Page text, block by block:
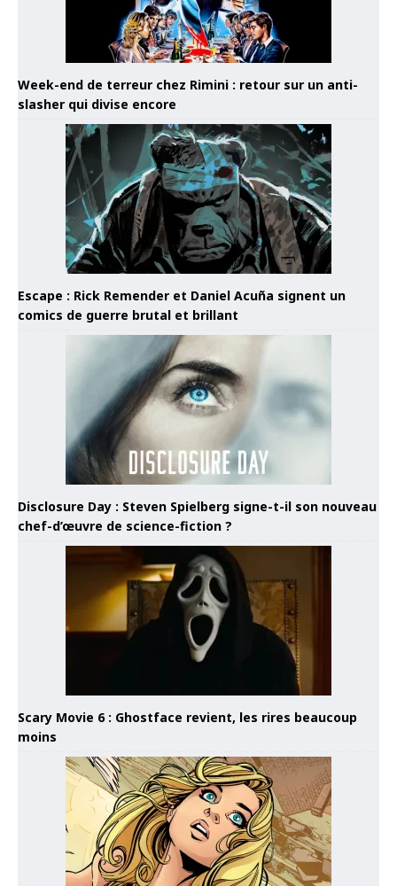
Week-end de terreur chez Rimini : retour sur un anti-
slasher qui divise encore
Escape : Rick Remender et Daniel Acuña signent un
comics de guerre brutal et brillant
Disclosure Day : Steven Spielberg signe-t-il son nouveau
chef-d’œuvre de science-fiction ?
Scary Movie 6 : Ghostface revient, les rires beaucoup
moins